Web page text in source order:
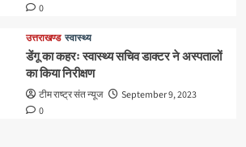
0
उत्तराखण्ड स्वास्थ्य
डेंगू का कहरः स्वास्थ्य सचिव डाक्टर ने अस्पतालों
का किया निरीक्षण
टीम राष्ट्र संत न्यूज
September 9, 2023
0